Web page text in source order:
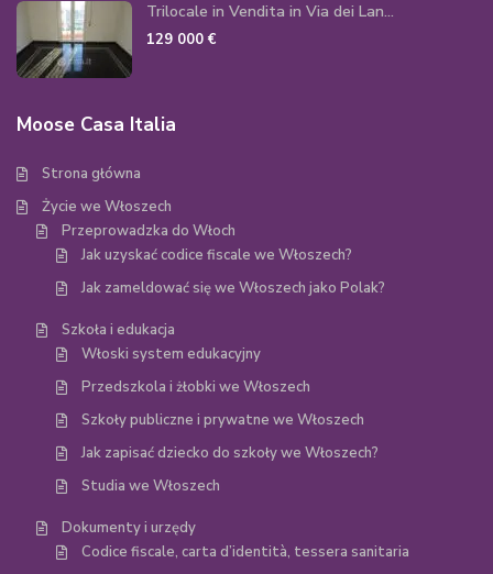
Trilocale in Vendita in Via dei Lan...
129 000 €
Moose Casa Italia
Strona główna
Życie we Włoszech
Przeprowadzka do Włoch
Jak uzyskać codice fiscale we Włoszech?
Jak zameldować się we Włoszech jako Polak?
Szkoła i edukacja
Włoski system edukacyjny
Przedszkola i żłobki we Włoszech
Szkoły publiczne i prywatne we Włoszech
Jak zapisać dziecko do szkoły we Włoszech?
Studia we Włoszech
Dokumenty i urzędy
Codice fiscale, carta d’identità, tessera sanitaria